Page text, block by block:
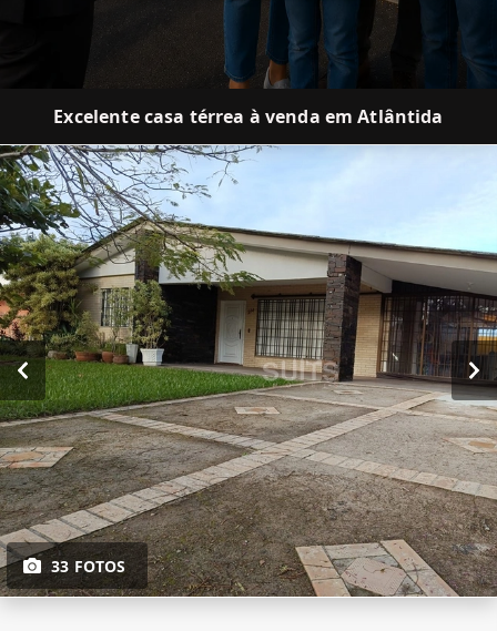
Excelente casa térrea à venda em Atlântida
33 FOTOS